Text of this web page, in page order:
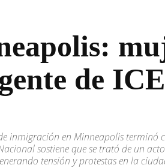
de
inmigración en Minneapolis terminó
sostiene que se trató de un
tensión y protestas en la